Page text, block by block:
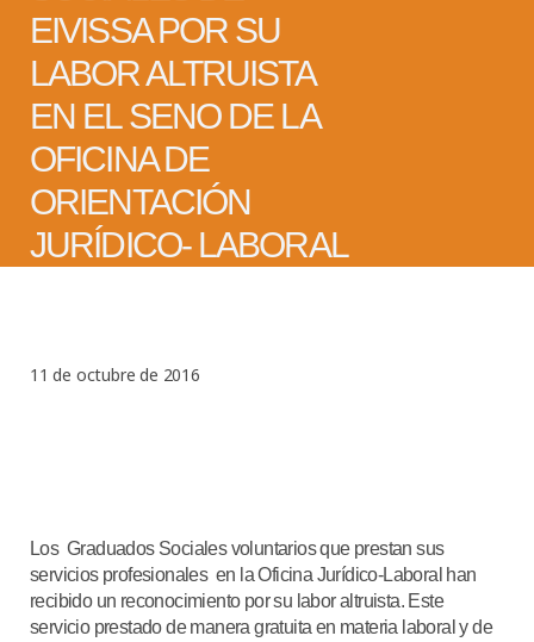
EIVISSA POR SU
LABOR ALTRUISTA
EN EL SENO DE LA
OFICINA DE
ORIENTACIÓN
JURÍDICO- LABORAL
11 de octubre de 2016
Los Graduados Sociales voluntarios que prestan sus
servicios profesionales en la Oficina Jurídico-Laboral han
recibido un reconocimiento por su labor altruista. Este
servicio prestado de manera gratuita en materia laboral y de